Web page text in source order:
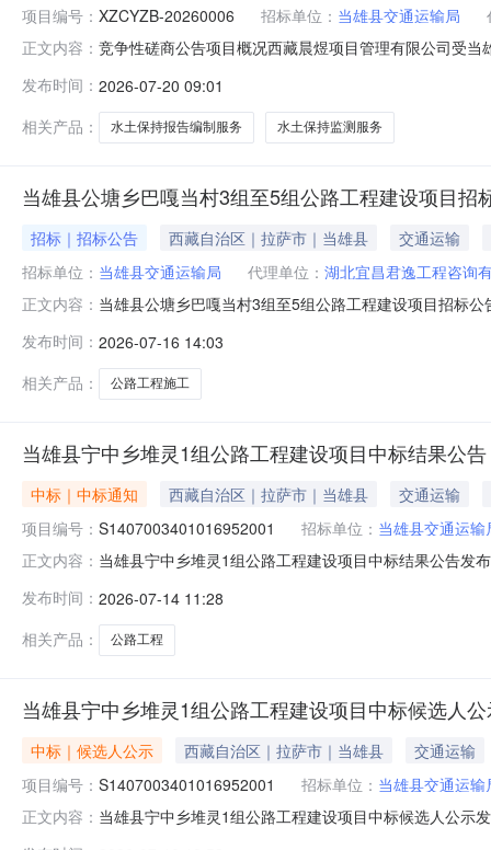
项目编号： XZCYZB-20260006 招标单位： 当雄县交通运输局
正文内容： 竞争性磋商公告项目概况西藏晨煜项目管理有限公司受
基本情况1.项目编号：XZCYZB-202600062.项目名称：
判？竞争性磋商□
发布时间： 2026-07-20 09:01
相关产品：
水土保持报告编制服务 水土保持监测服务
当雄县公塘乡巴嘎当村3组至5组公路工程建设项目招
招标｜招标公告 西藏自治区｜拉萨市｜当雄县
交通运输
招标单位： 当雄县交通运输局 代理单位： 湖北宜昌君逸工程咨询
正文内容： 当雄县公塘乡巴嘎当村3组至5组公路工程建设项目招标
委员会以《关于当雄县公塘乡巴嘎当村3组至5组公路工
资，项目出资比
发布时间： 2026-07-16 14:03
相关产品：
公路工程施工
当雄县宁中乡堆灵1组公路工程建设项目中标结果公告
中标｜中标通知 西藏自治区｜拉萨市｜当雄县
交通运输
项目编号： S1407003401016952001 招标单位： 当雄县交通运输
正文内容： 当雄县宁中乡堆灵1组公路工程建设项目中标结果公告发
路工程建设项目的中标人如下：一、中标人信息001当雄
发布时间： 2026-07-14 11:28
相关产品：
公路工程
当雄县宁中乡堆灵1组公路工程建设项目中标候选人
中标｜候选人公示 西藏自治区｜拉萨市｜当雄县
交通运输
项目编号： S1407003401016952001 招标单位： 当雄县交通运输
正文内容： 当雄县宁中乡堆灵1组公路工程建设项目中标候选人公示